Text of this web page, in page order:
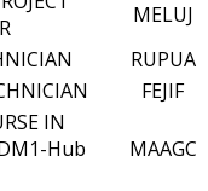
MELUJ
RUPUA
FEJIF
IN
Hub
MAAGC